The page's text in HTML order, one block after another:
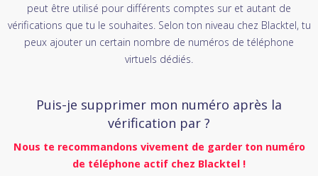
peut être utilisé pour différents comptes sur et autant de
vérifications que tu le souhaites. Selon ton niveau chez Blacktel, tu
peux ajouter un certain nombre de numéros de téléphone
virtuels dédiés.
Puis-je supprimer mon numéro après la
vérification par ?
Nous te recommandons vivement de garder ton numéro
de téléphone actif chez Blacktel !